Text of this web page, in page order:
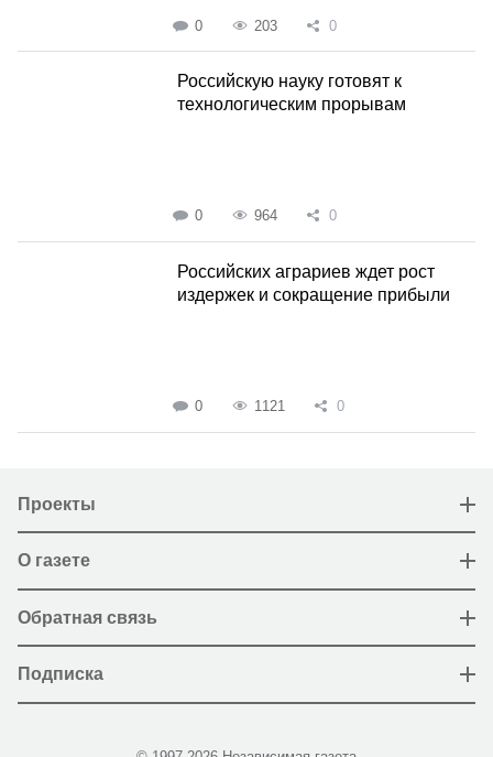
0 203 0
Российскую науку готовят к
технологическим прорывам
0 964 0
Российских аграриев ждет рост
издержек и сокращение прибыли
0 1121 0
Проекты
О газете
Обратная связь
Подписка